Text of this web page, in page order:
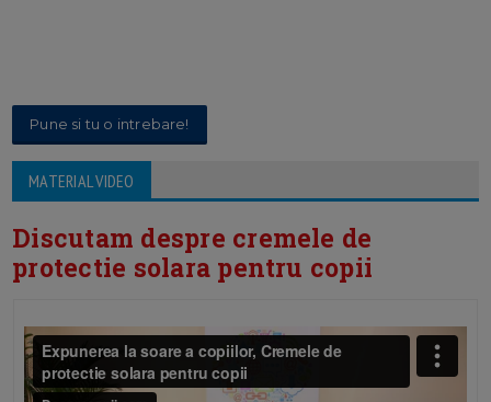
Pune si tu o intrebare!
MATERIAL VIDEO
Discutam despre cremele de
protectie solara pentru copii